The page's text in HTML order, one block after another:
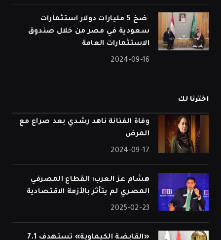
⁠ ضخ 5 مليارات دولار استثمارات
سعودية في مصر من خلال صندوق
الاستثمارات العامة
2024-09-16
اخترنا لك
وفاة الفنانة ناهد رشدي بعد صراع مع
المرض
2024-09-17
هشام عز العرب: القطاع المصرفي
المصري لم يتأثر بالأزمة الاقتصادية
2025-02-23
«القابضة الكيماوية» تستهدف 7.1